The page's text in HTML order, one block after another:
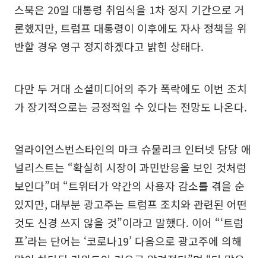
스북은 20일 대통령 취임식을 1차 정지 기간으로 거
론했지만, 트럼프 대통령이 이후에도 자사 정책을 위
반할 경우 영구 정지하겠다고 밝힌 상태다.
다만 두 거대 소셜미디어의 주가 폭락에도 이번 조치
가 장기적으로는 긍정적일 수 있다는 전망도 나온다.
얼라이언스번스타인의 마크 슈물리크 인터넷 담당 애
널리스트는 “확실히 시장이 과민반응을 보인 것처럼
보인다”며 “트위터가 약간의 사용자 감소를 겪을 순
있지만, 대부분 광고주는 트럼프 조치와 관련된 어떤
것도 신경 쓰지 않을 것”이라고 말했다. 이어 “‘트럼
프’라는 단어는 ‘코로나19’ 다음으로 광고주에 의해